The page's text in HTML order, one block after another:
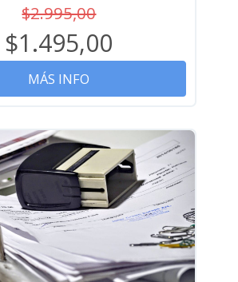
$2.995,00
$1.495,00
MÁS INFO